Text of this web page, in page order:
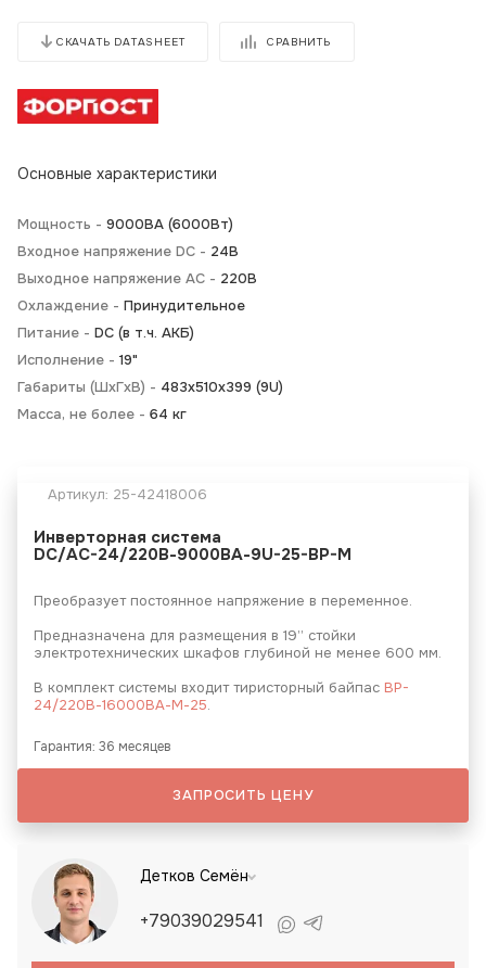
СКАЧАТЬ DATASHEET СРАВНИТЬ
Основные характеристики
Мощность - 9000BA (6000Вт)
Входное напряжение DC - 24В
Выходное напряжение AC - 220В
Охлаждение - Принудительное
Питание - DC (в т.ч. АКБ)
Исполнение - 19"
Габариты (ШхГхВ) - 483х510х399 (9U)
Масса, не более - 64 кг
Артикул: 25-42418006
Инверторная система
DC/AC-24/220В-9000ВА-9U-25-BP-M
Преобразует постоянное напряжение в переменное.
Предназначена для размещения в 19’’ стойки
электротехнических шкафов глубиной не менее 600 мм.
В комплект системы входит тиристорный байпас BP-
24/220В-16000ВА-М-25.
Гарантия: 36 месяцев
ЗАПРОСИТЬ ЦЕНУ
Детков Семён
+79039029541